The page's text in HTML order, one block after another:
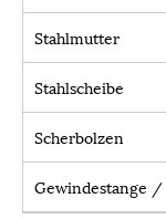
Stahlmutter
Stahlscheibe
Scherbolzen
Gewindestange /